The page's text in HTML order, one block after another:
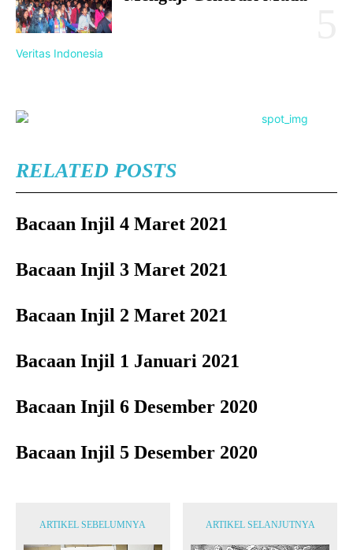
Veritas Indonesia
RELATED POSTS
Bacaan Injil 4 Maret 2021
Bacaan Injil 3 Maret 2021
Bacaan Injil 2 Maret 2021
Bacaan Injil 1 Januari 2021
Bacaan Injil 6 Desember 2020
Bacaan Injil 5 Desember 2020
ARTIKEL SEBELUMNYA ARTIKEL SELANJUTNYA